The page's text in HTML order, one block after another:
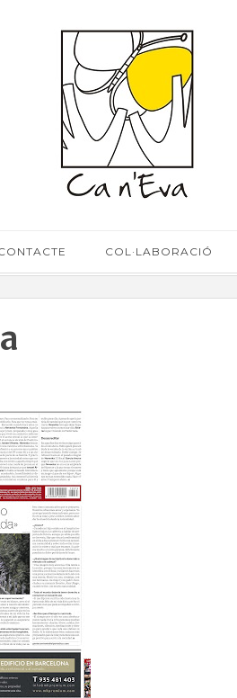
COL·LABORACIÓ